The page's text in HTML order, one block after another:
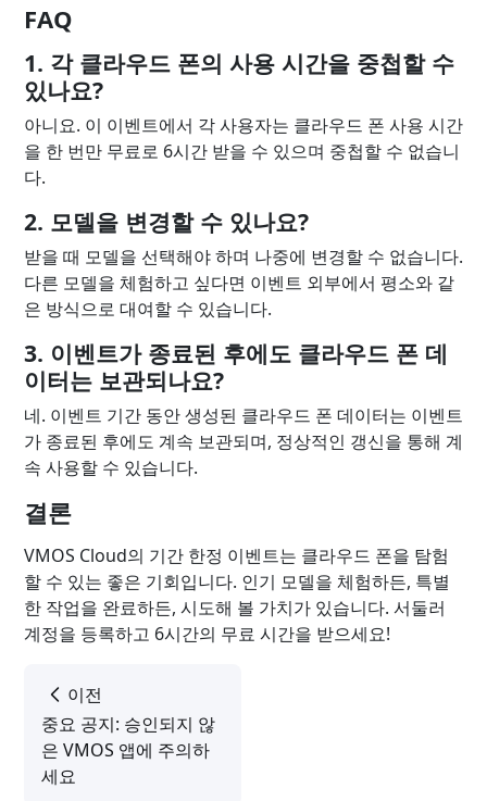
FAQ
1. 각 클라우드 폰의 사용 시간을 중첩할 수
있나요?
아니요. 이 이벤트에서 각 사용자는 클라우드 폰 사용 시간
을 한 번만 무료로 6시간 받을 수 있으며 중첩할 수 없습니
다.
2. 모델을 변경할 수 있나요?
받을 때 모델을 선택해야 하며 나중에 변경할 수 없습니다.
다른 모델을 체험하고 싶다면 이벤트 외부에서 평소와 같
은 방식으로 대여할 수 있습니다.
3. 이벤트가 종료된 후에도 클라우드 폰 데
이터는 보관되나요?
네. 이벤트 기간 동안 생성된 클라우드 폰 데이터는 이벤트
가 종료된 후에도 계속 보관되며, 정상적인 갱신을 통해 계
속 사용할 수 있습니다.
결론
VMOS Cloud의 기간 한정 이벤트는 클라우드 폰을 탐험
할 수 있는 좋은 기회입니다. 인기 모델을 체험하든, 특별
한 작업을 완료하든, 시도해 볼 가치가 있습니다. 서둘러
계정을 등록하고 6시간의 무료 시간을 받으세요!
이전
중요 공지: 승인되지 않
은 VMOS 앱에 주의하
세요